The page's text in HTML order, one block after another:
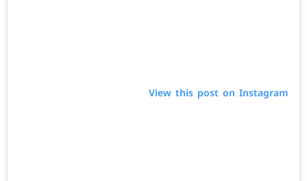
View this post on Instagram